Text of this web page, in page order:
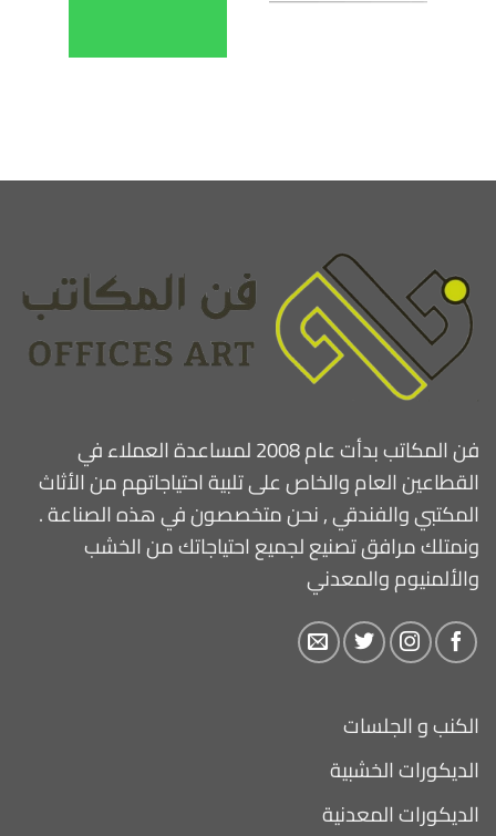
فن المكاتب بدأت عام 2008 لمساعدة العملاء في
القطاعين العام والخاص على تلبية احتياجاتهم من الأثاث
المكتبي والفندقي , نحن متخصصون في هذه الصناعة .
ونمتلك مرافق تصنيع لجميع احتياجاتك من الخشب
والألمنيوم والمعدني
الكنب و الجلسات
الديكورات الخشبية
الديكورات المعدنية